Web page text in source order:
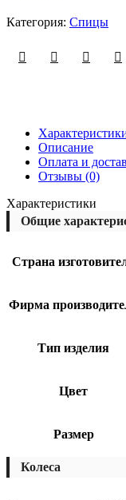
Категория: Спицы
Описание
Оплата и
Отзывы (0)
Характеристики
Общие
Страна
Фирма
Тип изделия
Цвет
Размер
Колеса